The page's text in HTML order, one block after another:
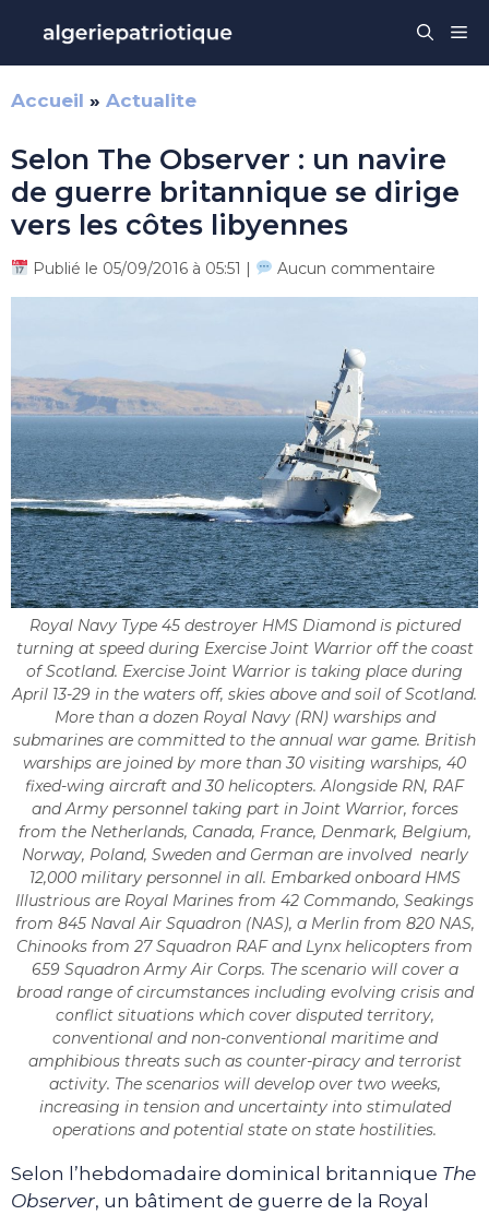
contenu
Accueil » Actualite
Selon The Observer : un navire
de guerre britannique se dirige
vers les côtes libyennes
Publié le 05/09/2016 à 05:51 | Aucun commentaire
Royal Navy Type 45 destroyer HMS Diamond is pictured
turning at speed during Exercise Joint Warrior off the coast
of Scotland. Exercise Joint Warrior is taking place during
April 13-29 in the waters off, skies above and soil of Scotland.
More than a dozen Royal Navy (RN) warships and
submarines are committed to the annual war game. British
warships are joined by more than 30 visiting warships, 40
fixed-wing aircraft and 30 helicopters. Alongside RN, RAF
and Army personnel taking part in Joint Warrior, forces
from the Netherlands, Canada, France, Denmark, Belgium,
Norway, Poland, Sweden and German are involved  nearly
12,000 military personnel in all. Embarked onboard HMS
Illustrious are Royal Marines from 42 Commando, Seakings
from 845 Naval Air Squadron (NAS), a Merlin from 820 NAS,
Chinooks from 27 Squadron RAF and Lynx helicopters from
659 Squadron Army Air Corps. The scenario will cover a
broad range of circumstances including evolving crisis and
conflict situations which cover disputed territory,
conventional and non-conventional maritime and
amphibious threats such as counter-piracy and terrorist
activity. The scenarios will develop over two weeks,
increasing in tension and uncertainty into stimulated
operations and potential state on state hostilities.
Selon l’hebdomadaire dominical britannique The
Observer, un bâtiment de guerre de la Royal